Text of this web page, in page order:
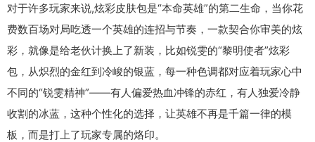
对于许多玩家来说,炫彩皮肤包是“本命英雄”的第二生命，当你花
费数百场对局吃透一个英雄的连招与节奏，一款契合你审美的炫
彩，就像是给老伙计换上了新装，比如锐雯的“黎明使者”炫彩
包，从炽烈的金红到冷峻的银蓝，每一种色调都对应着玩家心中
不同的“锐雯精神”——有人偏爱热血冲锋的赤红，有人独爱冷静
收割的冰蓝，这种个性化的选择，让英雄不再是千篇一律的模
板，而是打上了玩家专属的烙印。